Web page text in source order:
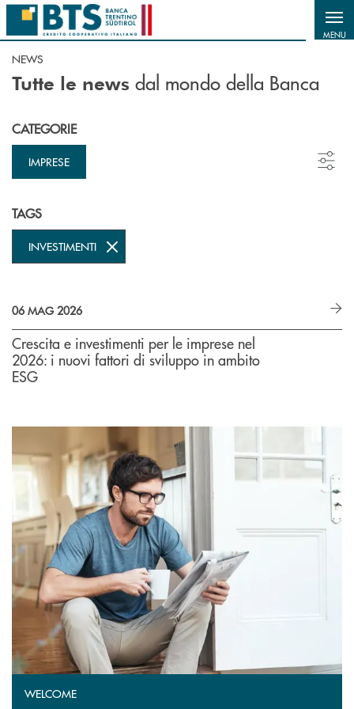
Salta al contenuto principale
MENU
NEWS
Tutte le news dal mondo della Banca
CATEGORIE
IMPRESE
TAGS
INVESTIMENTI
06 MAG 2026
Crescita e investimenti per le imprese nel
2026: i nuovi fattori di sviluppo in ambito
ESG
WELCOME